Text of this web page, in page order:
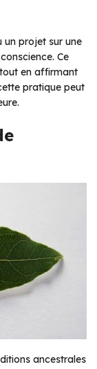
un projet sur une
Ce
en affirmant
pratique peut
ancestrales